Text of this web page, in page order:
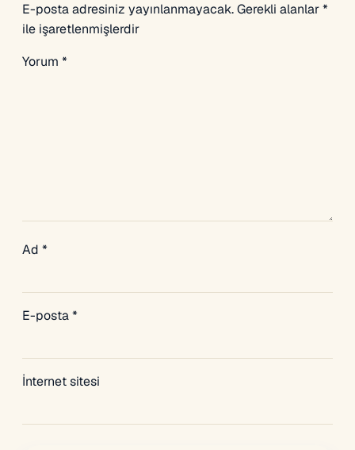
E-posta adresiniz yayınlanmayacak.Gerekli alanlar*
ile işaretlenmişlerdir
Yorum *
Ad *
E-posta*
İnternet sitesi